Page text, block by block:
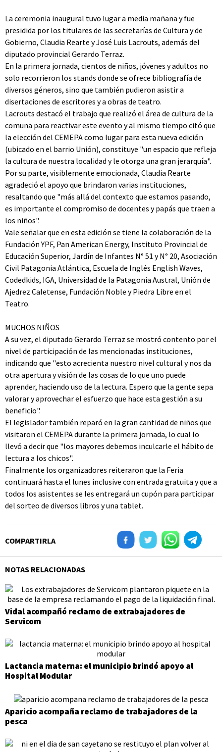
La ceremonia inaugural tuvo lugar a media mañana y fue
presidida por los titulares de las secretarías de Cultura y de
Gobierno, Claudia Rearte y José Luis Lacrouts, además del
diputado provincial Gerardo Terraz.
En la primera jornada, cientos de niños, jóvenes y adultos no
solo recorrieron los stands donde se ofrece bibliografía de
diversos géneros, sino que también pudieron asistir a
disertaciones de escritores y a obras de teatro.
Lacrouts destacó el trabajo que realizó el área de cultura de la
comuna para reactivar este evento y al mismo tiempo citó que
la elección del CEMEPA como lugar para esta nueva edición
(ubicado en el barrio Unión), constituye "un espacio que refleja
la cultura de nuestra localidad y le otorga una gran jerarquía".
Por su parte, visiblemente emocionada, Claudia Rearte
agradeció el apoyo que brindaron varias instituciones,
resaltando que "más allá del contexto que estamos pasando,
es importante el compromiso de docentes y papás que traen a
los niños".
Vale señalar que en esta edición se tiene la colaboración de la
Fundación YPF, Pan American Energy, Instituto Provincial de
Educación Superior, Jardín de Infantes N° 51 y N° 20, Asociación
Civil Patagonia Atlántica, Escuela de Inglés English Waves,
Codedkids, IGA, Universidad de la Patagonia Austral, Unión de
Ajedrez Caletense, Fundación Noble y Piedra Libre en el
Teatro.
MUCHOS NIÑOS
A su vez, el diputado Gerardo Terraz se mostró contento por el
nivel de participación de las mencionadas instituciones,
indicando que "esto acrecienta nuestro nivel cultural y nos da
otra apertura y visión de las cosas de lo que uno puede
aprender, haciendo uso de la lectura. Espero que la gente sepa
valorar y aprovechar el esfuerzo que hace esta gestión a su
beneficio".
El legislador también reparó en la gran cantidad de niños que
visitaron el CEMEPA durante la primera jornada, lo cual lo
llevó a decir que "los mayores debemos inculcarle el hábito de
lectura a los chicos".
Finalmente los organizadores reiteraron que la Feria
continuará hasta el lunes inclusive con entrada gratuita y que a
todos los asistentes se les entregará un cupón para participar
del sorteo de diversos libros y una tablet.
COMPARTIRLA
NOTAS RELACIONADAS
Vidal acompañó reclamo de extrabajadores de
Servicom
Lactancia materna: el municipio brindó apoyo al
Hospital Modular
Aparicio acompaña reclamo de trabajadores de la
pesca